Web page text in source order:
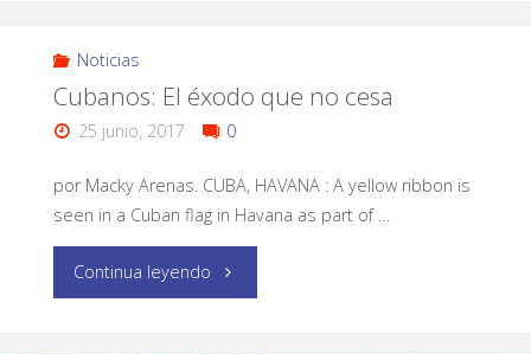
Noticias
Cubanos: El éxodo que no cesa
25 junio, 2017 0
por Macky Arenas. CUBA, HAVANA : A yellow ribbon is
seen in a Cuban flag in Havana as part of …
Continua leyendo